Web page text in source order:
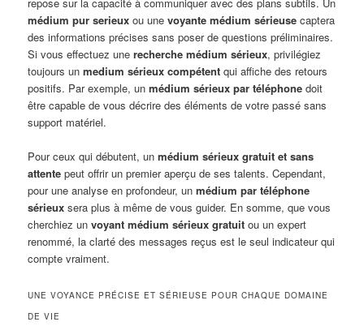
médium pur serieux ou unevoyante médium sérieuse captera
des informations précises sans poser de questions préliminaires.
Si vous effectuez unerecherche médium sérieux, privilégiez
toujours unmedium sérieux compétent qui affiche des retours
positifs. Par exemple, unmédium sérieux par téléphone doit
être capable de vous décrire des éléments de votre passé sans
support matériel.
Pour ceux qui débutent, unmédium sérieux gratuit et sans
attente peut offrir un premier aperçu de ses talents. Cependant,
pour une analyse en profondeur, unmédium par téléphone
sérieux sera plus à même de vous guider. En somme, que vous
cherchiez unvoyant médium sérieux gratuit ou un expert
renommé, la clarté des messages reçus est le seul indicateur qui
compte vraiment.
UNE VOYANCE PRÉCISE ET SÉRIEUSE POUR CHAQUE DOMAINE
DE VIE